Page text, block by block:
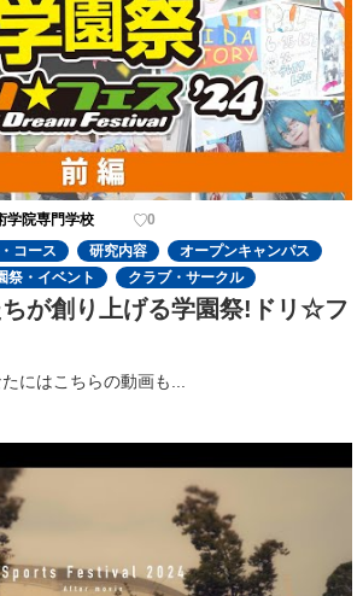
学院専門学校
0
コース 研究内容
オープンキャンパス
祭・イベント クラブ・サークル
が創り上げる学園祭!ドリ☆フ
にはこちらの動画も...